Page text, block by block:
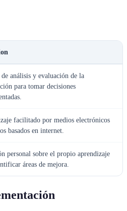
de análisis y evaluación de la
para tomar decisiones
facilitado por medios electrónicos
basados en internet.
personal sobre el propio aprendizaje
áreas de mejora.